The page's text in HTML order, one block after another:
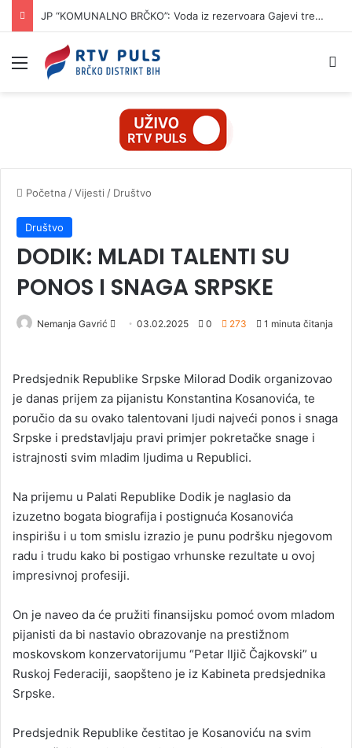
JP “KOMUNALNO BRČKO”: Voda iz rezervoara Gajevi trenutno nije za piće
Izbornik
Početna /Vijesti / Društvo
Društvo
DODIK: MLADI TALENTI SU
PONOS I SNAGA SRPSKE
Nemanja Gavrić
d
a
n
e
m
i
l
03.02.2025 0 273 1 minuta čitanja
Predsjednik Republike Srpske Milorad Dodik organizovao
je danas prijem za pijanistu Konstantina Kosanovića, te
poručio da su ovako talentovani ljudi najveći ponos i snaga
Srpske i predstavljaju pravi primjer pokretačke snage i
istrajnosti svim mladim ljudima u Republici.
Na prijemu u Palati Republike Dodik je naglasio da
izuzetno bogata biografija i postignuća Kosanovića
inspirišu i u tom smislu izrazio je punu podršku njegovom
radu i trudu kako bi postigao vrhunske rezultate u ovoj
impresivnoj profesiji.
On je naveo da će pružiti finansijsku pomoć ovom mladom
pijanisti da bi nastavio obrazovanje na prestižnom
moskovskom konzervatorijumu “Petar Iljič Čajkovski” u
Ruskoj Federaciji, saopšteno je iz Kabineta predsjednika
Srpske.
Predsjednik Republike čestitao je Kosanoviću na svim